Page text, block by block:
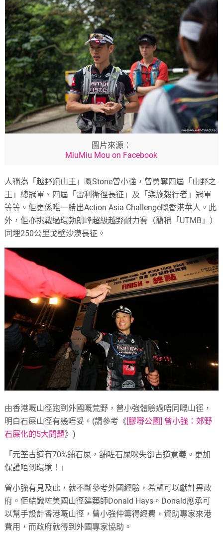
圖片來源：
MiuMiu Mou on Facebook
人稱為「越野跑山王」嘅Stone曾小強，曾勇奪四屆「山野之
王」總冠軍、四屆「雷利衛徑長征」及「樂施毅行者」冠軍
等等。佢更係唯一勝出Action Asia Challenge嘅香港華人。此
外，佢亦挑戰過環勃朗峰超級越野耐力賽（簡稱「UTMB」）
同埋250公里戈壁沙漠長征。
由香港嘅山徑跑到外國嘅荒野，曾小強體驗過唔同嘅山徑，
明白石屎山徑有幾唔妥。(請參考《[膠嘢公園] 曾小強：郊野
石屎化的5大問題》)
「元荃古道有70%鋪石屎，舖咗石屎咪失卻古道意義。更加
保護唔到環境！」
曾小強有見及此，就不斷參考外國經驗，希望可以獻計畀政
府。佢結識咗美國山徑建築師Donald Hays。Donald應承可
以幫手設計香港嘅山徑，曾小強仲籌得經費，資助專家來港
費用，而政府就得到外國專家協助。